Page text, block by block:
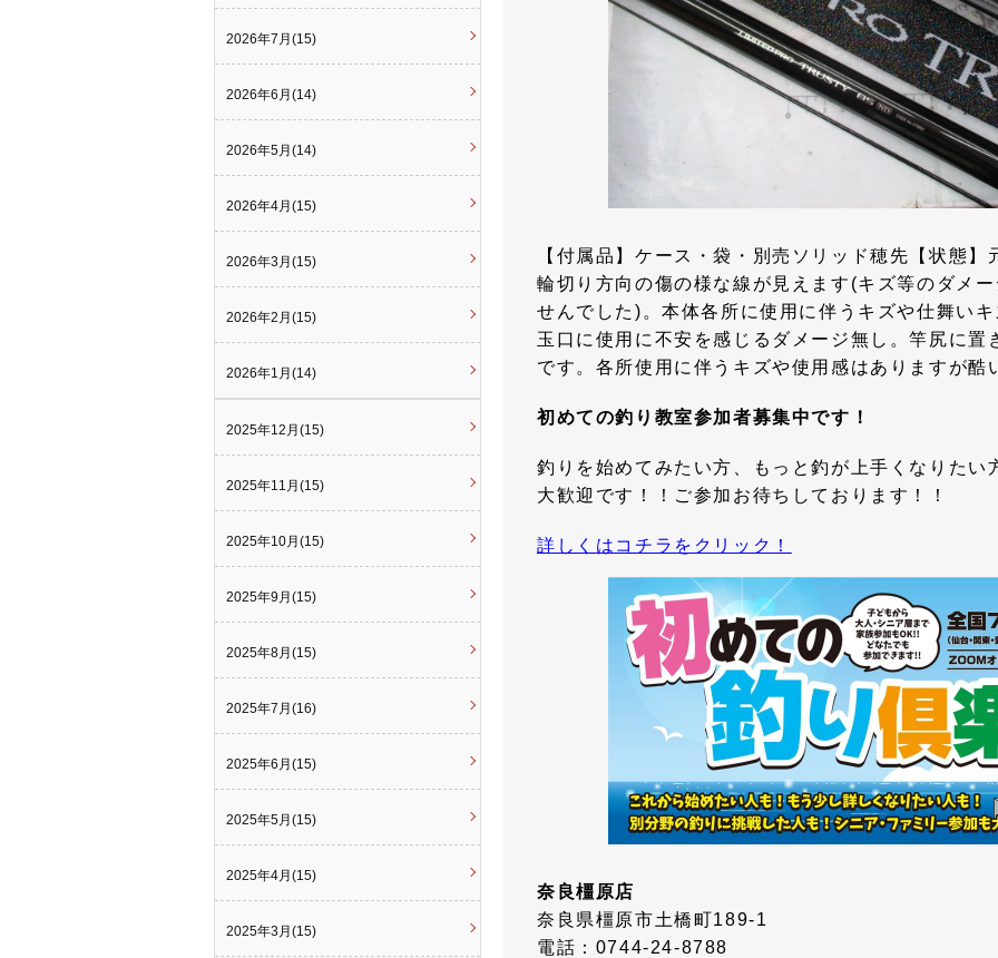
【付属品】ケース・袋・別売ソリッド穂先【状態
輪切り方向の傷の様な線が見えます(キズ等のダメ
せんでした)。本体各所に使用に伴うキズや仕舞い
玉口に使用に不安を感じるダメージ無し。竿尻に置
です。各所使用に伴うキズや使用感はありますが酷
初めての釣り教室参加者募集中です！
釣りを始めてみたい方、もっと釣が上手くなりたい
大歓迎です！！ご参加お待ちしております！！
詳しくはコチラをクリック！
奈良橿原店
奈良県橿原市土橋町189-1
電話：0744-24-8788
2026年7月(15)
2026年6月(14)
2026年5月(14)
2026年4月(15)
2026年3月(15)
2026年2月(15)
2026年1月(14)
2025年12月(15)
2025年11月(15)
2025年10月(15)
2025年9月(15)
2025年8月(15)
2025年7月(16)
2025年6月(15)
2025年5月(15)
2025年4月(15)
2025年3月(15)